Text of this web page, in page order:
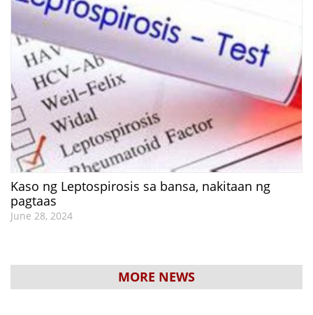
Kaso ng Leptospirosis sa bansa, nakitaan ng
pagtaas
June 28, 2024
MORE NEWS